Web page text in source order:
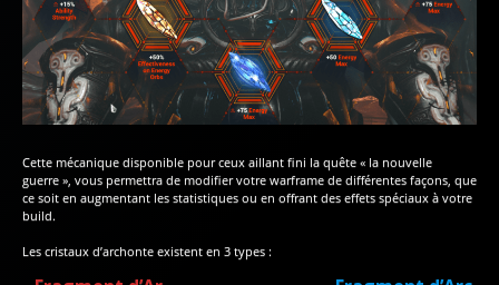
Cette mécanique disponible pour ceux aillant fini la quête « la nouvelle
guerre », vous permettra de modifier votre warframe de différentes façons, que
ce soit en augmentant les statistiques ou en offrant des effets spéciaux à votre
build.
Les cristaux d’archonte existent en 3 types :